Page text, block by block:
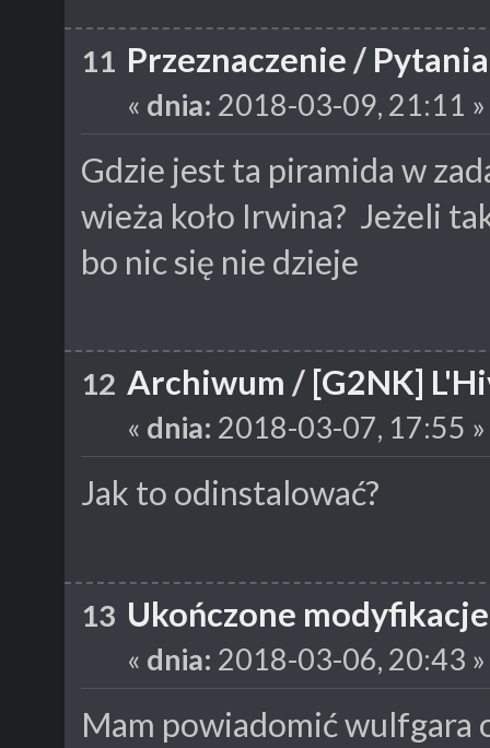
11 Przeznaczenie /
« dnia: 2018-03-09, 21:11 »
Gdzie jest ta piramida w
wieża koło Irwina? Jeżeli
bo nic się nie dzieje
12 Archiwum / [G2NK]
« dnia: 2018-03-07, 17:55 »
Jak to odinstalować?
13 Ukończone modyfikacje
« dnia: 2018-03-06, 20:43 »
Mam powiadomić wulfgara